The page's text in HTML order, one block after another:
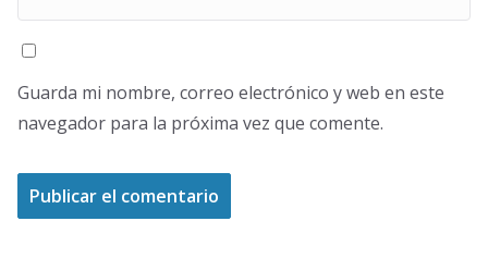
Guarda mi nombre, correo electrónico y web en este
navegador para la próxima vez que comente.